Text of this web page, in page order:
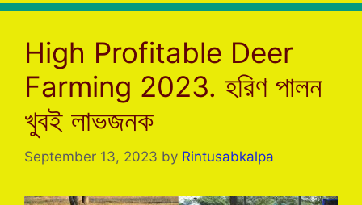
o
k
p
g
er
High Profitable Deer
Farming 2023. হরিণ পালন
খুবই লাভজনক
September 13, 2023 by Rintusabkalpa